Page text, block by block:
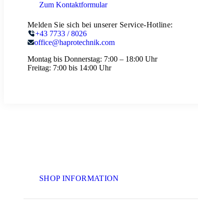
Zum Kontaktformular
Melden Sie sich bei unserer Service-Hotline:
+43 7733 / 8026
office@haprotechnik.com
Montag bis Donnerstag: 7:00 – 18:00 Uhr
Freitag: 7:00 bis 14:00 Uhr
SHOP INFORMATION